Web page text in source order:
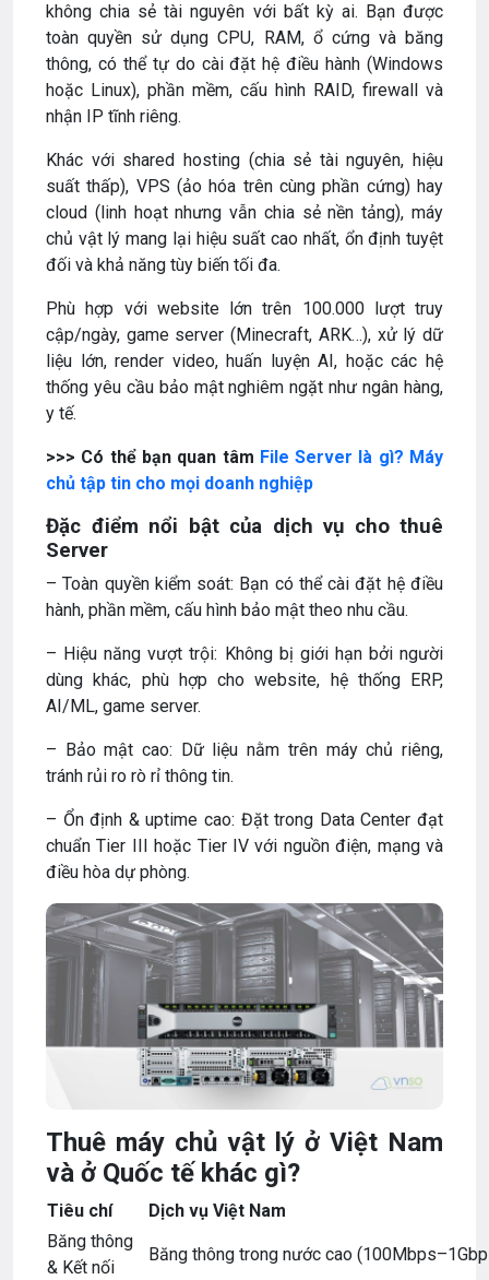
không chia sẻ tài nguyên với bất kỳ ai. Bạn được
toàn quyền sử dụng CPU, RAM, ổ cứng và băng
thông, có thể tự do cài đặt hệ điều hành (Windows
hoặc Linux), phần mềm, cấu hình RAID, firewall và
nhận IP tĩnh riêng.
Khác với shared hosting (chia sẻ tài nguyên, hiệu
suất thấp), VPS (ảo hóa trên cùng phần cứng) hay
cloud (linh hoạt nhưng vẫn chia sẻ nền tảng), máy
chủ vật lý mang lại hiệu suất cao nhất, ổn định tuyệt
đối và khả năng tùy biến tối đa.
Phù hợp với website lớn trên 100.000 lượt truy
cập/ngày, game server (Minecraft, ARK…), xử lý dữ
liệu lớn, render video, huấn luyện AI, hoặc các hệ
thống yêu cầu bảo mật nghiêm ngặt như ngân hàng,
y tế.
>>> Có thể bạn quan tâm File Server là gì? Máy
chủ tập tin cho mọi doanh nghiệp
Đặc điểm nổi bật của dịch vụ cho thuê
Server
– Toàn quyền kiểm soát: Bạn có thể cài đặt hệ điều
hành, phần mềm, cấu hình bảo mật theo nhu cầu.
– Hiệu năng vượt trội: Không bị giới hạn bởi người
dùng khác, phù hợp cho website, hệ thống ERP,
AI/ML, game server.
– Bảo mật cao: Dữ liệu nằm trên máy chủ riêng,
tránh rủi ro rò rỉ thông tin.
– Ổn định & uptime cao: Đặt trong Data Center đạt
chuẩn Tier III hoặc Tier IV với nguồn điện, mạng và
điều hòa dự phòng.
Thuê máy chủ vật lý ở Việt Nam
và ở Quốc tế khác gì?
Tiêu chí
Dịch vụ Việt Nam
Băng thông
& Kết nối
Băng thông trong nước cao